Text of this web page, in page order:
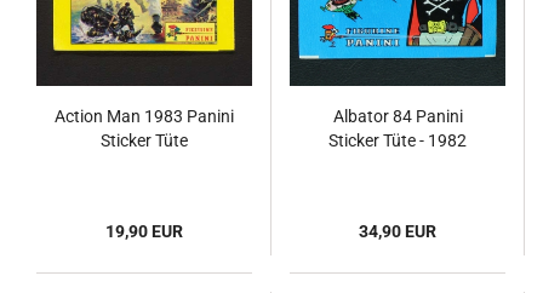
Action Man 1983 Panini
Sticker Tüte
19,90 EUR
Albator 84 Panini
Sticker Tüte - 1982
34,90 EUR